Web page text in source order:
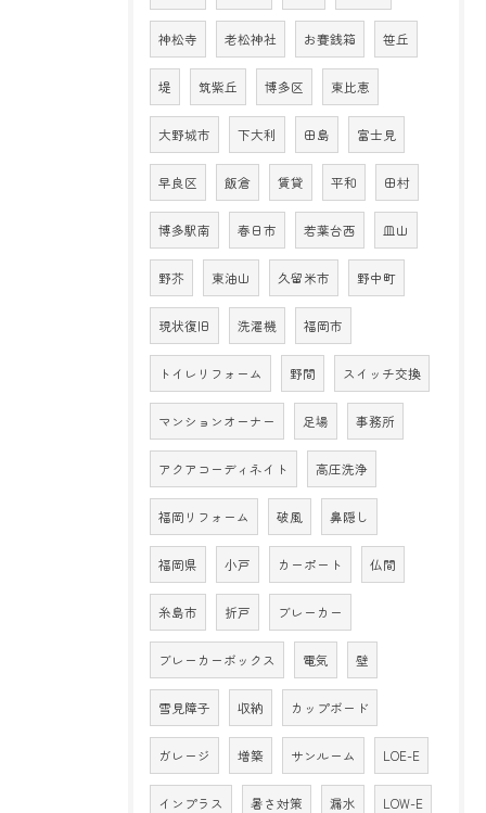
神松寺 老松神社 お賽銭箱 笹丘
堤 筑紫丘 博多区 東比恵
大野城市 下大利 田島 富士見
早良区 飯倉 賃貸 平和 田村
博多駅南 春日市 若葉台西 皿山
野芥 東油山 久留米市 野中町
現状復旧 洗濯機 福岡市
トイレリフォーム 野間 スイッチ交換
マンションオーナー 足場 事務所
アクアコーディネイト 高圧洗浄
福岡リフォーム 破風 鼻隠し
福岡県 小戸 カーポート 仏間
糸島市 折戸 ブレーカー
ブレーカーボックス 電気 壁
雪見障子 収納 カップボード
ガレージ 増築 サンルーム LOE-E
インプラス 暑さ対策 漏水 LOW-E